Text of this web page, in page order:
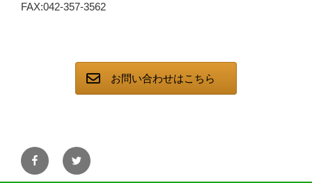
FAX:042-357-3562
お問い合わせはこちら
facebooktwitter